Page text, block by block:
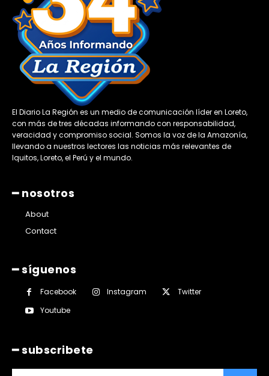
El Diario La Región es un medio de comunicación líder en Loreto,
con más de tres décadas informando con responsabilidad,
veracidad y compromiso social. Somos la voz de la Amazonía,
llevando a nuestros lectores las noticias más relevantes de
Iquitos, Loreto, el Perú y el mundo.
━ nosotros
About
Contact
━ síguenos
Facebook Instagram
Twitter
Youtube
━ subscribete